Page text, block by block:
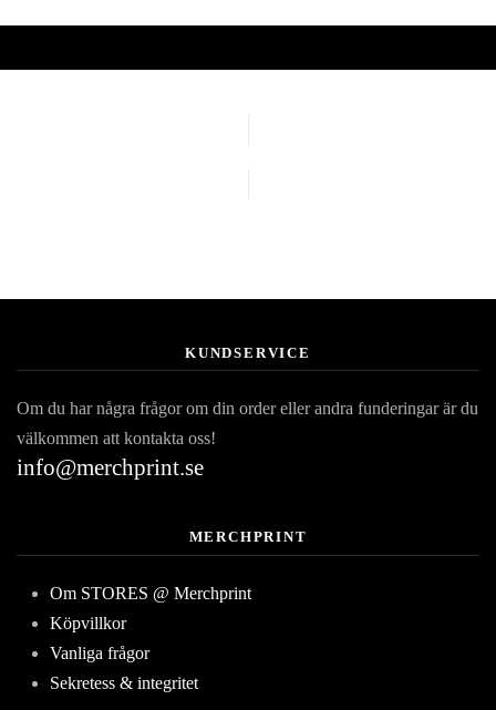
KUNDSERVICE
Om du har några frågor om din order eller andra funderingar är du
välkommen att kontakta oss!
info@merchprint.se
MERCHPRINT
Om STORES @ Merchprint
Köpvillkor
Vanliga frågor
Sekretess & integritet